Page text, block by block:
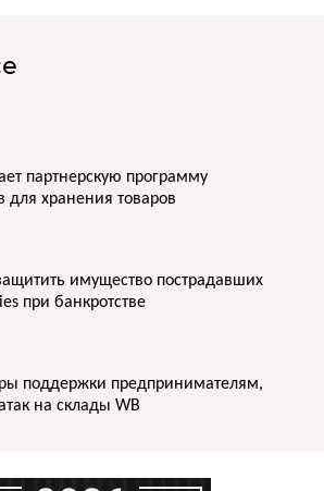
партнерскую программу
для хранения товаров
имущество пострадавших
при банкротстве
поддержки предпринимателям,
на склады WB